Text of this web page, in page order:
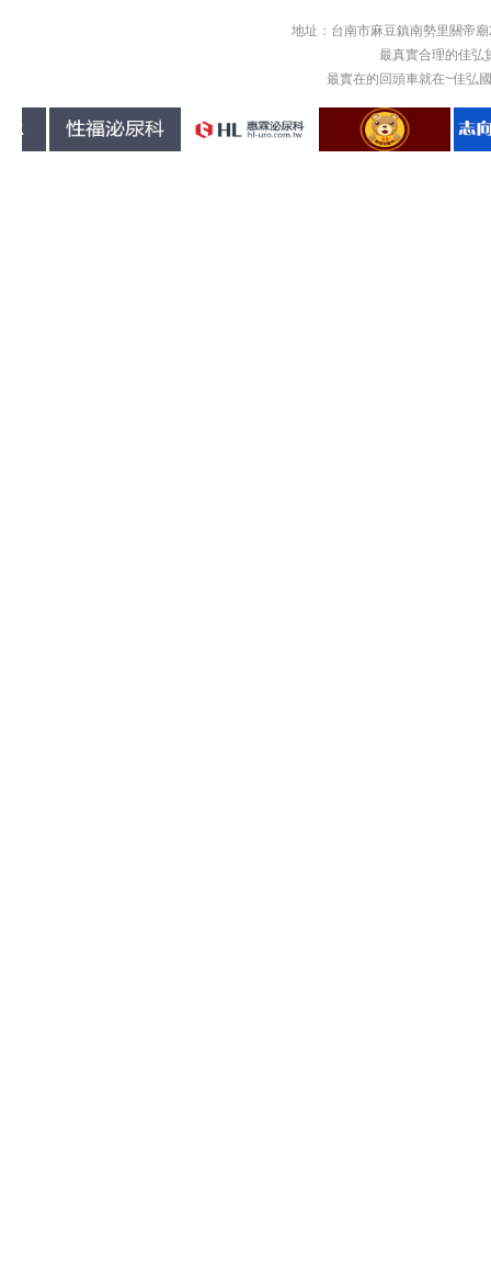
地址：台南市麻豆鎮南勢里關帝
最真實合理的佳弘
最實在的回頭車就在~佳弘